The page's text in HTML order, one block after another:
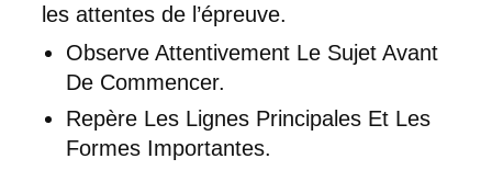
les attentes de l’épreuve.
Observe Attentivement Le Sujet Avant
De Commencer.
Repère Les Lignes Principales Et Les
Formes Importantes.